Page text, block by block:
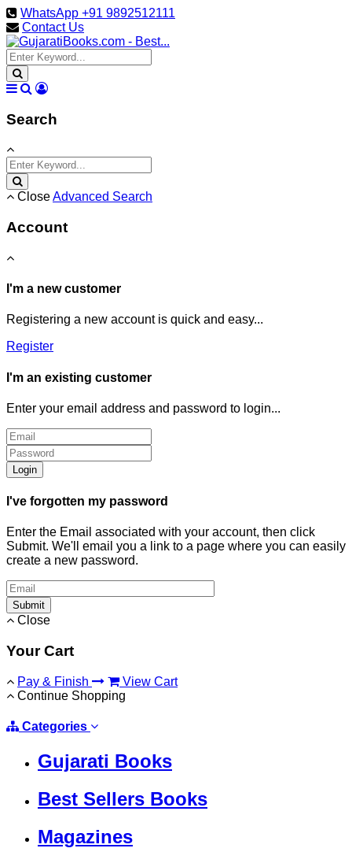
WhatsApp +91 9892512111
Contact Us
Search
CloseAdvanced Search
Account
I'm a new customer
Registering a new account is quick and easy...
Register
I'm an existing customer
Enter your email address and password to login...
Login
I've forgotten my password
Enter the Email associated with your account, then click
Submit. We'll email you a link to a page where you can easily
create a new password.
Submit
Close
Your Cart
Pay & Finish
View Cart
Continue Shopping
Categories
Gujarati Books
Best Sellers Books
Magazines